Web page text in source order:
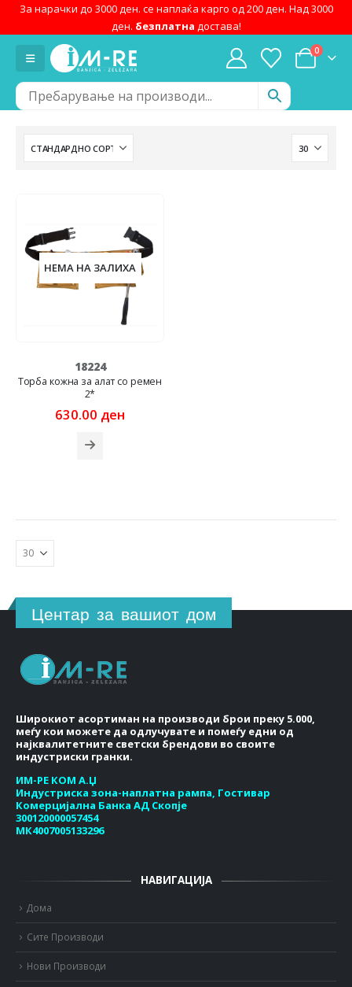
За нарачки до 3000 ден. се наплаќа карго од 200 ден. Над 3000
ден. безплатна достава!
0
НЕМА НА ЗАЛИХА
18224
Торба кожна за алат со ремен
2*
630.00 ден
Центар за вашиот дом
Широкиот асортиман на производи брои преку 5.000,
меѓу кои можете да одлучувате и помеѓу едни од
најквалитетните светски брендови во своите
индустриски гранки.
ИМ-РЕ КОМ А.Џ
Индустриска зона-наплатна рампа, Гостивар
Комерцијална Банка АД Скопје
300120000057454
МК4007005133296
НАВИГАЦИЈА
Дома
Сите Производи
Нови Производи